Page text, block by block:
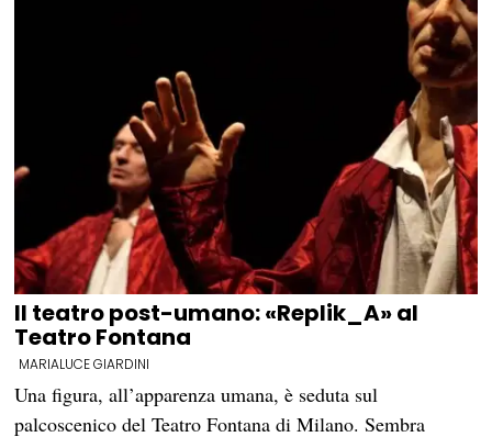
Il teatro post-umano: «Replik_A» al
Teatro Fontana
MARIALUCE GIARDINI
Una figura, all’apparenza umana, è seduta sul
palcoscenico del Teatro Fontana di Milano. Sembra